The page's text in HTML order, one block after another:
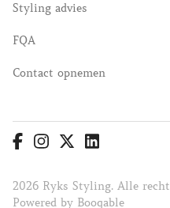
Styling advies
FQA
Contact opnemen
2026 Ryks Styling. Alle
Powered by Booqable